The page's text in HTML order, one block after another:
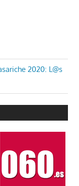
2020: L@s